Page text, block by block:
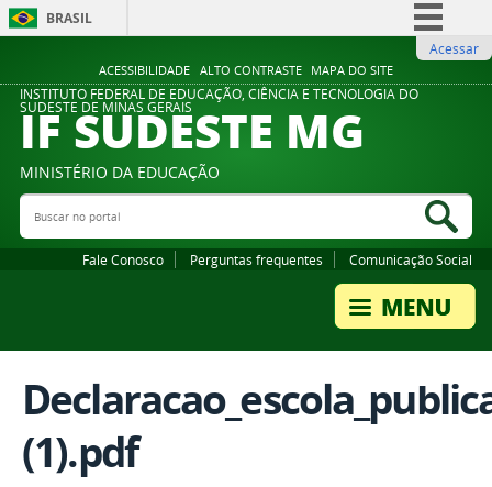
ACESSIBILIDADE ALTO CONTRASTE MAPA DO SITE
BRASIL
Comunica BR
Participe
Legislação
Acessar
INSTITUTO FEDERAL DE EDUCAÇÃO, CIÊNCIA E TECNOLOGIA DO
SUDESTE DE MINAS GERAIS
IF SUDESTE MG
MINISTÉRIO DA EDUCAÇÃO
Buscar no portal
Fale Conosco Perguntas frequentes Comunicação Social
(1).pdf